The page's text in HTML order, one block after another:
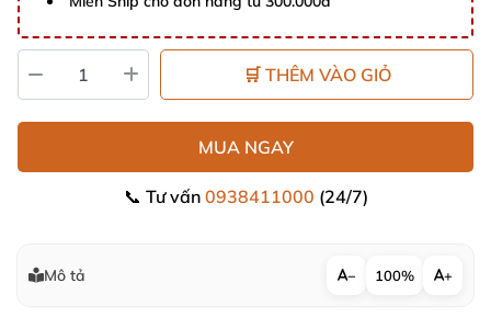
🛒 THÊM VÀO GIỎ
MUA NGAY
📞 Tư vấn 0938411000 (24/7)
Mô tả − 100% +